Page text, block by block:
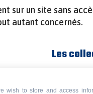
sur un site sans
autant concernés.
Les
Travaux
normes
wish to store and access